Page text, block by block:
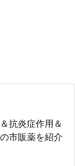
抗炎症作用＆
市販薬を紹介